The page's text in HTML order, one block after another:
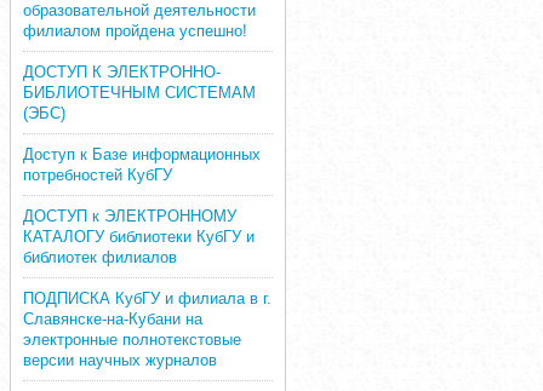
образовательной деятельности
филиалом пройдена успешно!
ДОСТУП К ЭЛЕКТРОННО-
БИБЛИОТЕЧНЫМ СИСТЕМАМ
(ЭБС)
Доступ к Базе информационных
потребностей КубГУ
ДОСТУП к ЭЛЕКТРОННОМУ
КАТАЛОГУ библиотеки КубГУ и
библиотек филиалов
ПОДПИСКА КубГУ и филиала в г.
Славянске-на-Кубани на
электронные полнотекстовые
версии научных журналов